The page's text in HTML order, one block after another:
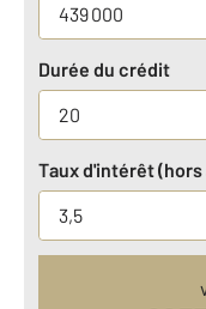
Durée du crédit
Taux d'intérêt